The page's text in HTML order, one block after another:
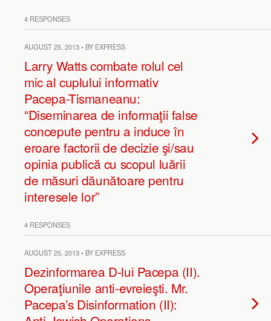
4 RESPONSES
AUGUST 25, 2013 • BY EXPRESS
Larry Watts combate rolul cel
mic al cuplului informativ
Pacepa-Tismaneanu:
“Diseminarea de informaţii false
concepute pentru a induce în
eroare factorii de decizie şi/sau
opinia publică cu scopul luării
de măsuri dăunătoare pentru
interesele lor”
4 RESPONSES
AUGUST 25, 2013 • BY EXPRESS
Dezinformarea D-lui Pacepa (II).
Operaţiunile anti-evreieşti. Mr.
Pacepa’s Disinformation (II):